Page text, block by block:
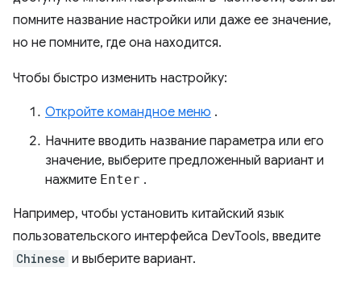
помните название настройки или даже ее значение,
но не помните, где она находится.
Чтобы быстро изменить настройку:
Откройте командное меню .
Начните вводить название параметра или его
значение, выберите предложенный вариант и
нажмите Enter .
Например, чтобы установить китайский язык
пользовательского интерфейса DevTools, введите
Chinese и выберите вариант.